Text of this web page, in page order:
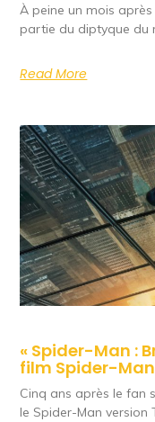
À peine un mois
partie du diptyque du
Read More
« Spider-Man :
film Spider-
Cinq ans après le fan
le Spider-Man